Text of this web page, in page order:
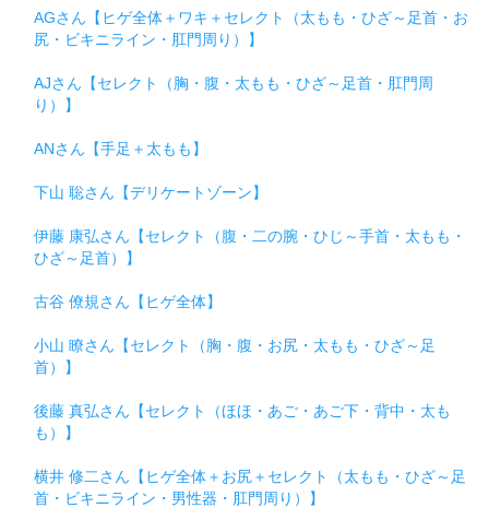
AGさん【ヒゲ全体＋ワキ＋セレクト（太もも・ひざ～足首・お
尻・ビキニライン・肛門周り）】
AJさん【セレクト（胸・腹・太もも・ひざ～足首・肛門周
り）】
ANさん【手足＋太もも】
下山 聡さん【デリケートゾーン】
伊藤 康弘さん【セレクト（腹・二の腕・ひじ～手首・太もも・
ひざ～足首）】
古谷 僚規さん【ヒゲ全体】
小山 瞭さん【セレクト（胸・腹・お尻・太もも・ひざ～足
首）】
後藤 真弘さん【セレクト（ほほ・あご・あご下・背中・太も
も）】
横井 修二さん【ヒゲ全体＋お尻＋セレクト（太もも・ひざ～足
首・ビキニライン・男性器・肛門周り）】